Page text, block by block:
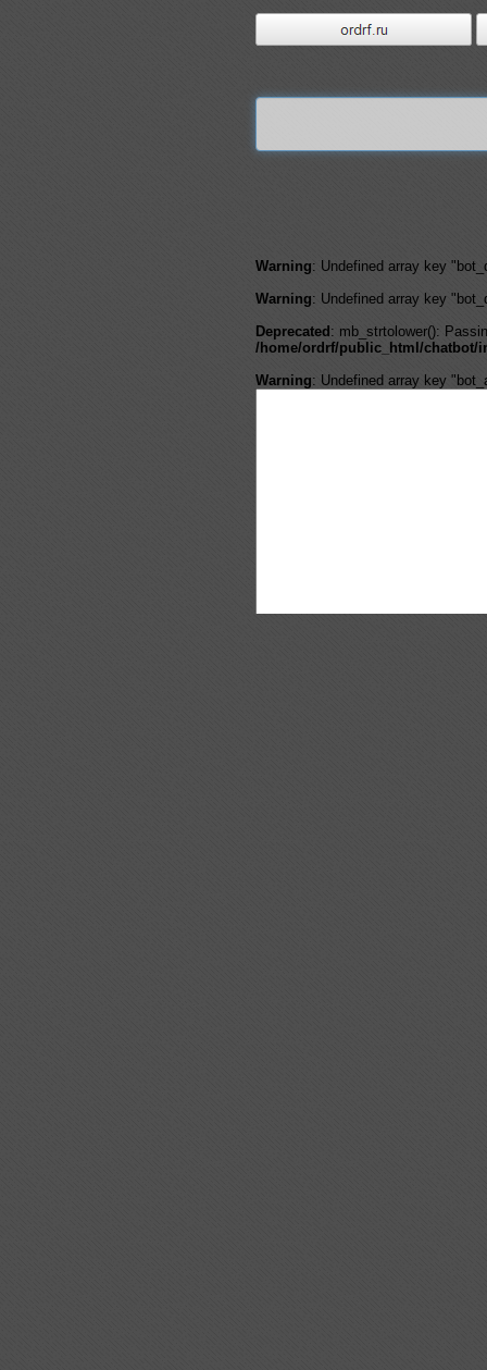
Warning: Undefined array key
Warning: Undefined array key
Deprecated : mb_strtolower():
/home/ordrf/public_html/chatbot/
Warning: Undefined array key